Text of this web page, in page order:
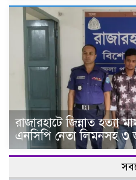
রাজারহাটে জিন্নাত হত্যা
এনসিপি নেতা লিমনসহ ৩